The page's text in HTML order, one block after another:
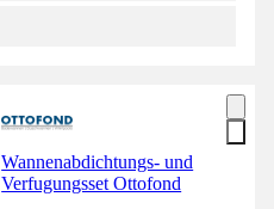
Wannenabdichtungs- und
Verfugungsset Ottofond